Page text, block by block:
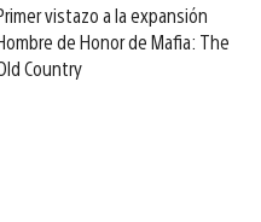
vistazo a la expansión
de Honor de Mafia: The
Country